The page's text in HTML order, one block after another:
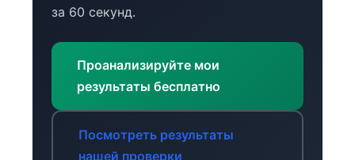
за 60 секунд.
Проанализируйте мои
результаты бесплатно
Посмотреть результаты
нашей проверки